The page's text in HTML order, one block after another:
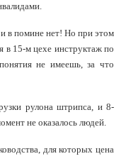
в помине нет! Но при этом
в 15-м цехе инструктаж по
не имеешь, за что
рулона штрипса, и 8-
не оказалось людей.
для которых цена